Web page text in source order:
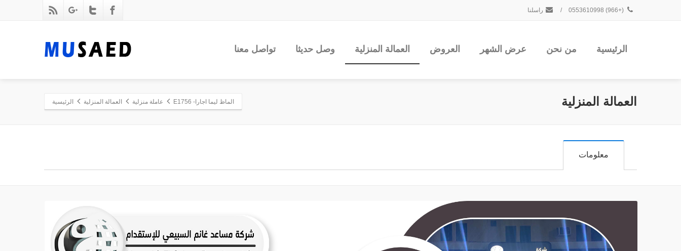
(+966) 0553610998
/ راسلنا
الرئيسية من نحن عرض الشهر العروض العمالة المنزلية وصل حديثا تواصل معنا
العمالة المنزلية الماظ ليما اجارا- E1756 عاملة منزلية العمالة المنزلية الرئيسية
معلومات